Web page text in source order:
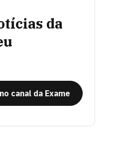
da
canal da Exame